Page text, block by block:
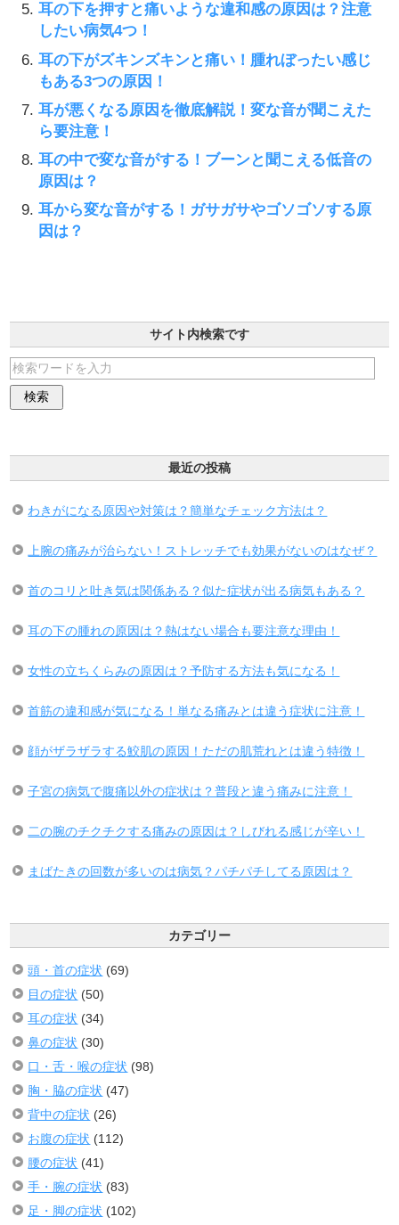
耳の下を押すと痛いような違和感の原因は？注意
したい病気4つ！
耳の下がズキンズキンと痛い！腫れぼったい感じ
もある3つの原因！
耳が悪くなる原因を徹底解説！変な音が聞こえた
ら要注意！
耳の中で変な音がする！ブーンと聞こえる低音の
原因は？
耳から変な音がする！ガサガサやゴソゴソする原
因は？
サイト内検索です
最近の投稿
わきがになる原因や対策は？簡単なチェック方法は？
上腕の痛みが治らない！ストレッチでも効果がないのはなぜ？
首のコリと吐き気は関係ある？似た症状が出る病気もある？
耳の下の腫れの原因は？熱はない場合も要注意な理由！
女性の立ちくらみの原因は？予防する方法も気になる！
首筋の違和感が気になる！単なる痛みとは違う症状に注意！
顔がザラザラする鮫肌の原因！ただの肌荒れとは違う特徴！
子宮の病気で腹痛以外の症状は？普段と違う痛みに注意！
二の腕のチクチクする痛みの原因は？しびれる感じが辛い！
まばたきの回数が多いのは病気？パチパチしてる原因は？
カテゴリー
頭・首の症状 (69)
目の症状 (50)
耳の症状 (34)
鼻の症状 (30)
口・舌・喉の症状 (98)
胸・脇の症状 (47)
背中の症状 (26)
お腹の症状 (112)
腰の症状 (41)
手・腕の症状 (83)
足・脚の症状 (102)